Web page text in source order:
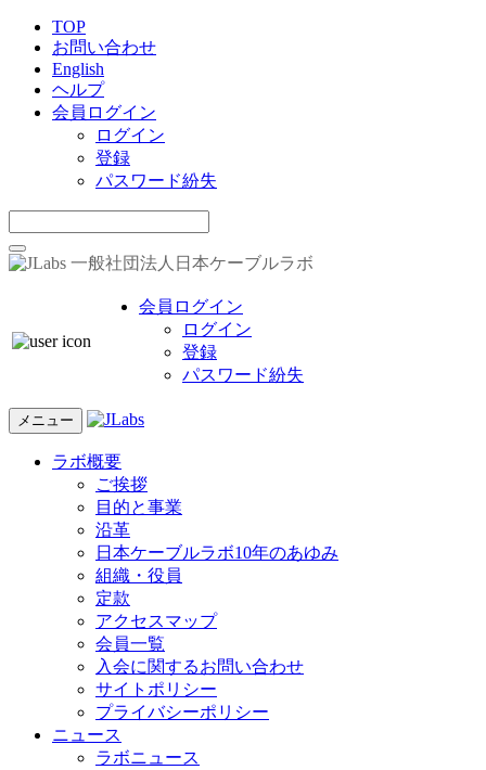
TOP
お問い合わせ
English
ヘルプ
会員ログイン
ログイン
登録
パスワード紛失
一般社団法人日本ケーブルラボ
会員ログイン
ログイン
登録
パスワード紛失
メニュー
ラボ概要
ご挨拶
目的と事業
沿革
日本ケーブルラボ10年のあゆみ
組織・役員
定款
アクセスマップ
会員一覧
入会に関するお問い合わせ
サイトポリシー
プライバシーポリシー
ニュース
ラボニュース